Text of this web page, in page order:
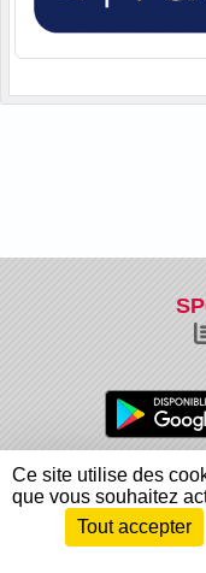
Charte
Informations
Envie de participer ?
Ce site utilise des
que vous souhaitez
Tout accepter